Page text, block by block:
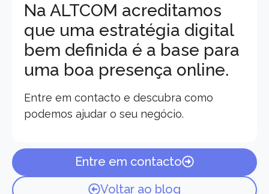
Na ALTCOM acreditamos
que uma estratégia digital
bem definida é a base para
uma boa presença online.
Entre em contacto e descubra como
podemos ajudar o seu negócio.
Voltar ao blog
Entre em contacto